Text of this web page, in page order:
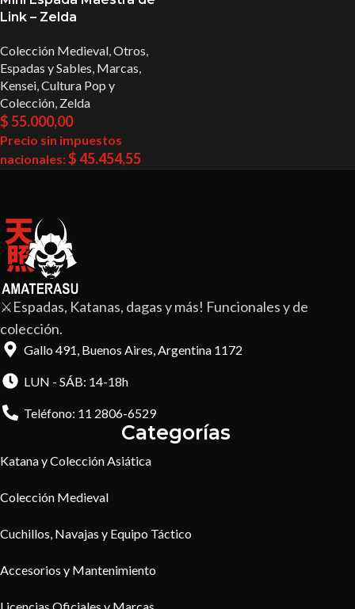
Link – Zelda
Colección Medieval,Otros,
Espadas y Sables, Marcas,
Kensei,Cultura Pop y
Colección, Zelda
$55.000,00
Precio sin impuestos
nacionales:$45.454,55
⚔️Espadas, Katanas, dagas y más! Funcionales y de
colección.
Gallo 491, Buenos Aires, Argentina 1172
LUN - SÁB: 14-18h
Teléfono: 11 2806-6529
Categorías
Katana y Colección Asiática
Colección Medieval
Cuchillos, Navajas y Equipo Táctico
Accesorios y Mantenimiento